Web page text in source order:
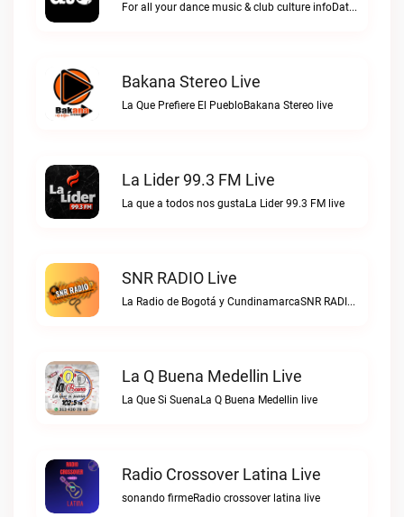
For all your dance music & club culture infoData Transmission Radio live
Bakana Stereo Live
La Que Prefiere El PuebloBakana Stereo live
La Lider 99.3 FM Live
La que a todos nos gustaLa Lider 99.3 FM live
SNR RADIO Live
La Radio de Bogotá y CundinamarcaSNR RADIO live
La Q Buena Medellin Live
La Que Si SuenaLa Q Buena Medellin live
Radio Crossover Latina Live
sonando firmeRadio crossover latina live